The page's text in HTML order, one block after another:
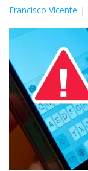
Francisco Vicente